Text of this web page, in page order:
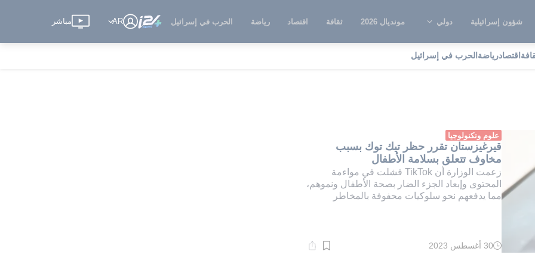
شؤون إسرائيلية دولي مونديال 2026 ثقافة اقتصاد رياضة الحرب في إسرائيل AR مباشر
اقتصادرياضة الحرب في إسرائيل
علوم وتكنولوجيا
قيرغيزستان تقرر حظر تيك توك بسبب
مخاوف تتعلق بسلامة الأطفال
زعمت الوزارة أن TikTok فشلت في مواءمة
المحتوى وإبعاد الجزء الضار بصحة الأطفال ونموهم،
مما يدفعهم نحو سلوكيات محفوفة بالمخاطر
وقت
30 أغسطس 2023